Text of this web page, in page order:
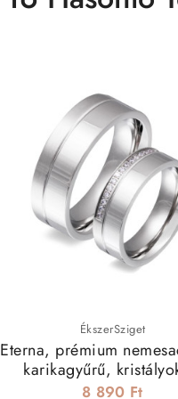
ÉkszerSziget
Eterna, prémium
karikagyűrű,
8 890 Ft